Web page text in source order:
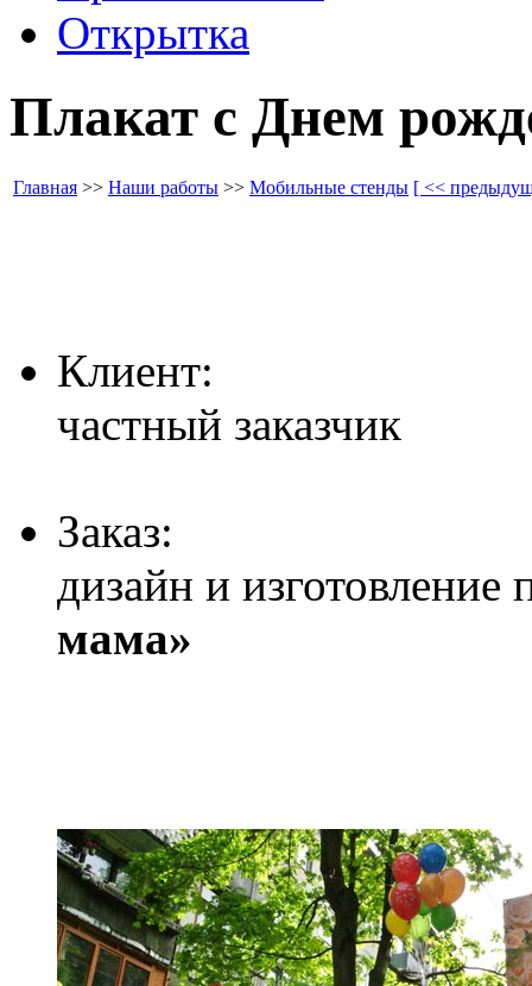
Открытка
Плакат с Днем
Главная >> Наши работы >> Мобильные стенды [ <<
Клиент:
частный заказчик
Заказ:
дизайн и изготовление
мама»